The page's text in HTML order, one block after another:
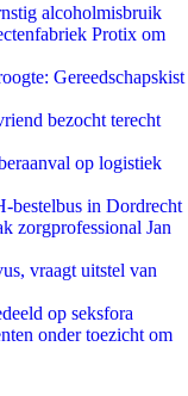
alcoholmisbruik
Protix om
Gereedschapskist
bezocht terecht
op logistiek
bestelbus in Dordrecht
zorgprofessional Jan
vraagt uitstel van
op seksfora
onder toezicht om